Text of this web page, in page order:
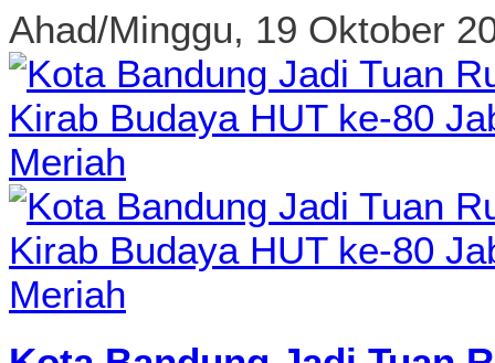
Ahad/Minggu, 19 Oktober